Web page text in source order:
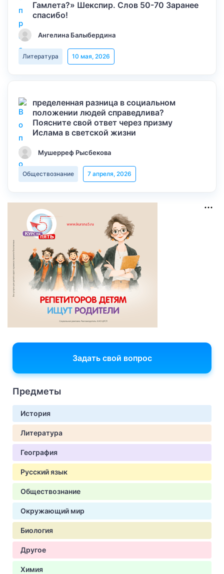
Гамлета?» Шекспир. Слов 50-70 Заранее
спасибо!
Ангелина Балыбердина
Литература 10 мая, 2026
пределенная разница в социальном
положении людей справедлива?
Поясните свой ответ через призму
Ислама в светской жизни
Мушерреф Рысбекова
Обществознание 7 апреля, 2026
Задать свой вопрос
Предметы
История
Литература
География
Русский язык
Обществознание
Окружающий мир
Биология
Другое
Химия